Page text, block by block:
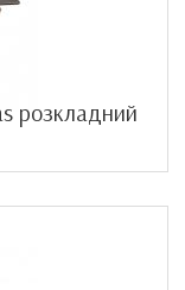
розкладний